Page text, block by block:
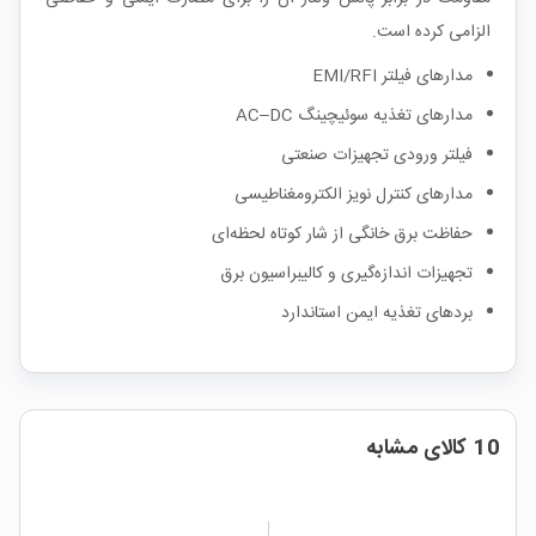
الزامی کرده است.
مدارهای فیلتر EMI/RFI
مدارهای تغذیه سوئیچینگ AC–DC
فیلتر ورودی تجهیزات صنعتی
مدارهای کنترل نویز الکترومغناطیسی
حفاظت برق خانگی از شار کوتاه لحظه‌ای
تجهیزات اندازه‌گیری و کالیبراسیون برق
بردهای تغذیه ایمن استاندارد
10 کالای مشابه